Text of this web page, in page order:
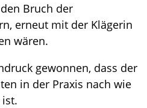
Bruch der
erneut mit der Klägerin
wären.
gewonnen, dass der
in der Praxis nach wie